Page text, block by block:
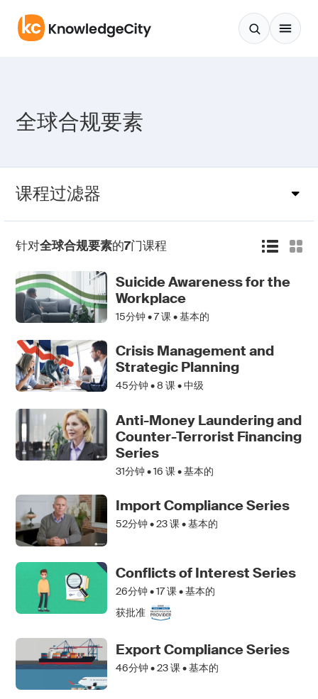
全球合规要素
课程过滤器
针对全球合规要素的7门课程
Suicide Awareness for the
Workplace
15分钟 •7课 • 基本的
Crisis Management and
Strategic Planning
45分钟 •8 课 • 中级
Anti-Money Laundering and
Counter-Terrorist Financing
Series
31分钟 •16 课 • 基本的
Import Compliance Series
52分钟 •23课 • 基本的
Conflicts of Interest Series
26分钟 •17课 • 基本的
获批准
Export Compliance Series
46分钟 •23课 • 基本的